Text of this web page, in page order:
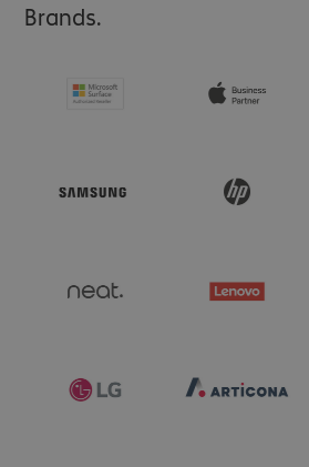
Brands.